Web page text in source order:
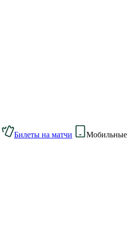
Билеты на матчи Мобильные